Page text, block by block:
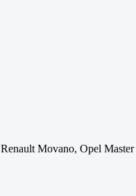
Renault Movano, Opel Master